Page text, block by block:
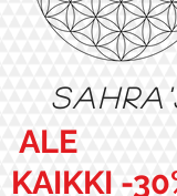
ALE
KAIKKI -